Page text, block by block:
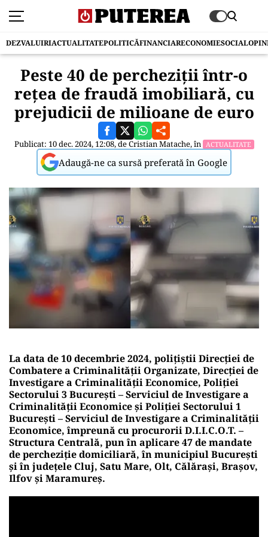
DEZVALUIRIACTUALITATEPOLITICĂFINANCIARECONOMIESOCIAL
Peste 40 de percheziții într-o
rețea de fraudă imobiliară, cu
prejudicii de milioane de euro
Publicat: 10 dec. 2024, 12:08, deCristian Matache, în ACTUALITATE
Adaugă-ne ca sursă preferată în Google
La data de 10 decembrie 2024, polițiștii Direcției de
Combatere a Criminalității Organiza­te, Direcției de
Investigare a Criminalității Economice, Poliției
Sectorului 3 București – Serviciul de Investigare a
Criminalității Economice și Poliției Sectorului 1
București – Serviciul de Investigare a Criminalității
Economice, împreună cu procurorii D.I.I.C.O.T. –
Structura Centrală, pun în aplicare 47 de mandate
de percheziție domiciliară, în municipiul București
și în județele Cluj, Satu Mare, Olt, Călărași, Brașov,
Ilfov și Maramureș.